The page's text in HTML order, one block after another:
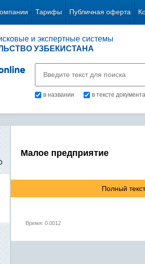
Тарифы Публичная оферта
и экспертные системы
УЗБЕКИСТАНА
в названии в тексте документа
Малое предприятие
Полный
Время: 0.0012